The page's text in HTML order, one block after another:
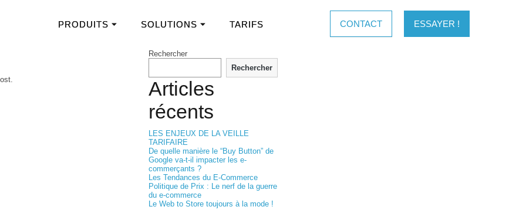
ESSAYER !
CONTACT
PRODUITS ⏷ SOLUTIONS ⏷ TARIFS
Rechercher
Rechercher
Articles
récents
LES ENJEUX DE LA VEILLE
TARIFAIRE
De quelle manière le “Buy Button” de
Google va-t-il impacter les e-
commerçants ?
Les Tendances du E-Commerce
Politique de Prix : Le nerf de la guerre
du e-commerce
Le Web to Store toujours à la mode !